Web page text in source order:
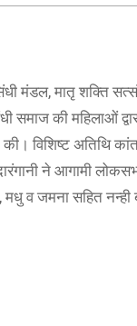
मंडल, मातृ शक्ति
समाज की महिलाओं
विशिष्ट अतिथि
ने आगामी
व जमना सहित नन्ही